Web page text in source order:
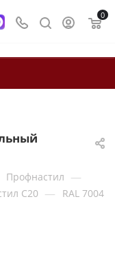
0
Профнастил —
С20 — RAL 7004